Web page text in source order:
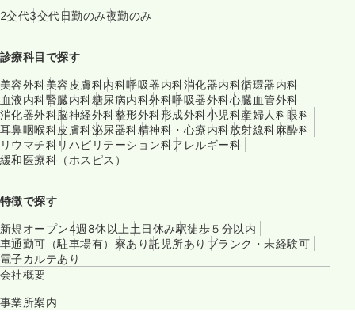
2交代3交代日勤のみ夜勤のみ
診療科目で探す
美容外科美容皮膚科内科呼吸器内科消化器内科循環器内科
血液内科腎臓内科糖尿病内科外科呼吸器外科心臓血管外科
消化器外科脳神経外科整形外科形成外科小児科産婦人科眼科
耳鼻咽喉科皮膚科泌尿器科精神科・心療内科放射線科麻酔科
リウマチ科リハビリテーション科アレルギー科
緩和医療科（ホスピス）
特徴で探す
新規オープン4週8休以上 土日休み駅徒歩５分以内
車通勤可（駐車場有） 寮あり託児所あり ブランク・未経験可
電子カルテあり
会社概要
事業所案内